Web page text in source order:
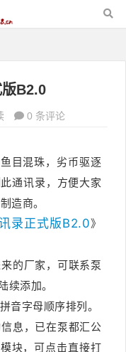
B2.0
0 条评论
目混珠，劣币驱逐
通讯录，方便大家
造商。
录正式版B2.0》
的厂家，可联系泵
续添加。
音字母顺序排列。
息， 已在泵都汇公
块，可点击直接打